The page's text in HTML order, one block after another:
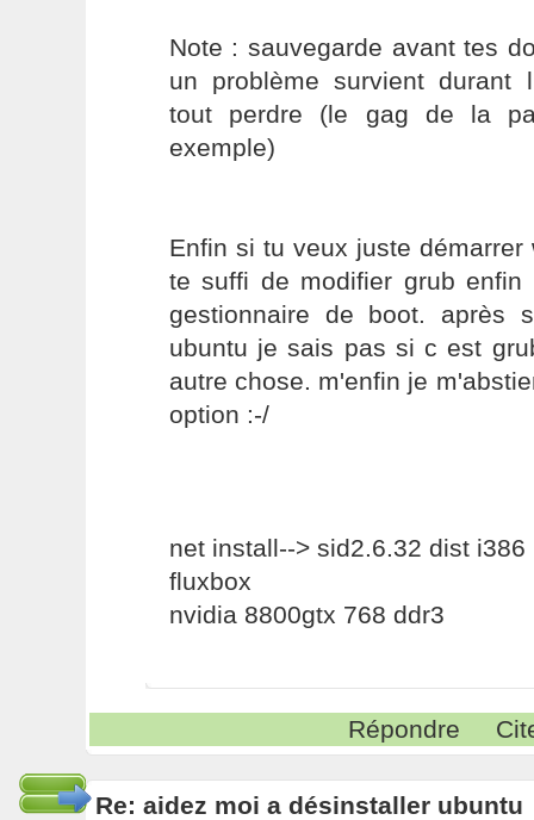
Note : sauvegarde avant tes
un problème survient durant
tout perdre (le gag de la
exemple)
Enfin si tu veux juste
te suffi de modifier grub
gestionnaire de boot. après
ubuntu je sais pas si c est
autre chose. m'enfin je
option :-/
net install--> sid2.6.32 dist i386
fluxbox
nvidia 8800gtx 768 ddr3
Répondre
Re: aidez moi a désinstaller ubuntu